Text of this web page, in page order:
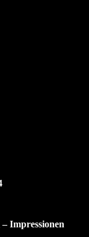
Impressionen